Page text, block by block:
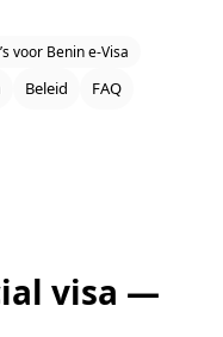
voor Benin e‑Visa
Beleid
FAQ
visa —